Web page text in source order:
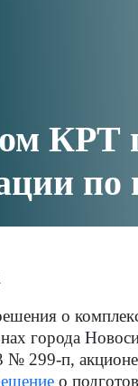
КРТ
по
о
города
№ 299-п, а
о